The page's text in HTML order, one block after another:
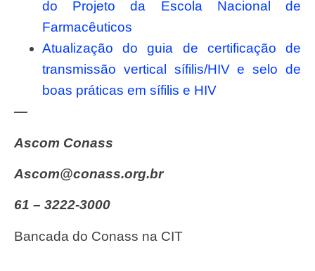
do Projeto da Escola Nacional de
Farmacêuticos
Atualização do guia de certificação de
transmissão vertical sífilis/HIV e selo de
boas práticas em sífilis e HIV
—
Ascom Conass
ascom@conass.org.br
61 – 3222-3000
Bancada do Conass na CIT